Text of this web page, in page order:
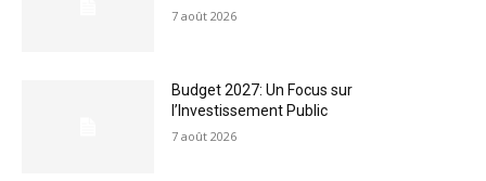
7 août 2026
Budget 2027: Un Focus sur
l’Investissement Public
7 août 2026